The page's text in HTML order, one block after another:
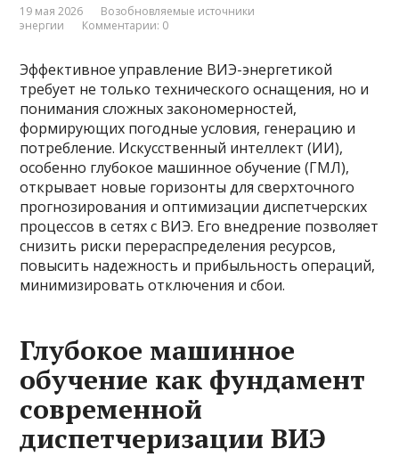
19 мая 2026
Возобновляемые источники
энергии
Комментарии: 0
Эффективное управление ВИЭ-энергетикой
требует не только технического оснащения, но и
понимания сложных закономерностей,
формирующих погодные условия, генерацию и
потребление. Искусственный интеллект (ИИ),
особенно глубокое машинное обучение (ГМЛ),
открывает новые горизонты для сверхточного
прогнозирования и оптимизации диспетчерских
процессов в сетях с ВИЭ. Его внедрение позволяет
снизить риски перераспределения ресурсов,
повысить надежность и прибыльность операций,
минимизировать отключения и сбои.
Глубокое машинное
обучение как фундамент
современной
диспетчеризации ВИЭ